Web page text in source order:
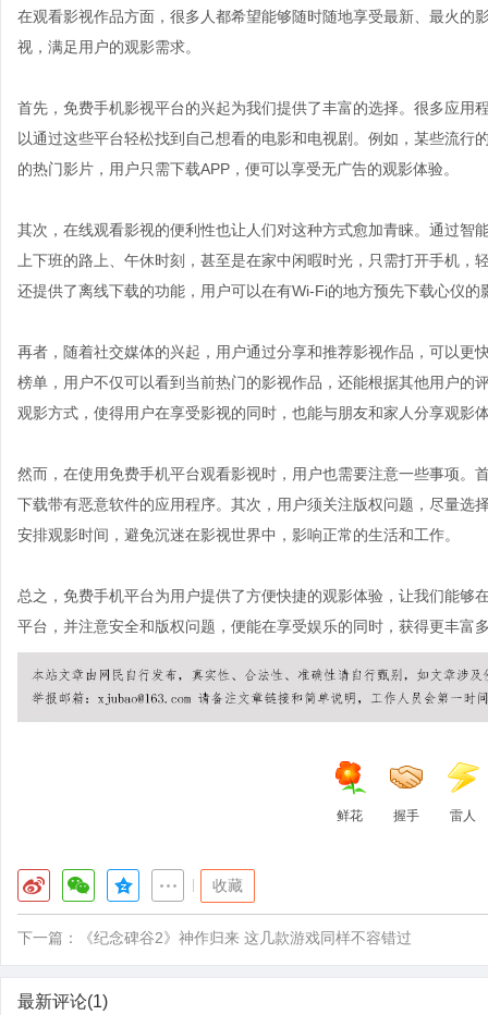
在观看影视作品方面，很多人都希望能够随时随地享受最新、最火的
视，满足用户的观影需求。
首先，免费手机影视平台的兴起为我们提供了丰富的选择。很多应用
以通过这些平台轻松找到自己想看的电影和电视剧。例如，某些流
的热门影片，用户只需下载APP，便可以享受无广告的观影体验。
其次，在线观看影视的便利性也让人们对这种方式愈加青睐。通过智
上下班的路上、午休时刻，甚至是在家中闲暇时光，只需打开手机
还提供了离线下载的功能，用户可以在有Wi-Fi的地方预先下载心仪
再者，随着社交媒体的兴起，用户通过分享和推荐影视作品，可以更
榜单，用户不仅可以看到当前热门的影视作品，还能根据其他用户的
观影方式，使得用户在享受影视的同时，也能与朋友和家人分享观影
然而，在使用免费手机平台观看影视时，用户也需要注意一些事项。
下载带有恶意软件的应用程序。其次，用户须关注版权问题，尽量选
安排观影时间，避免沉迷在影视世界中，影响正常的生活和工作。
总之，免费手机平台为用户提供了方便快捷的观影体验，让我们能
平台，并注意安全和版权问题，便能在享受娱乐的同时，获得更丰富
鲜花 握手 雷人
收藏
下一篇： 《纪念碑谷2》神作归来 这几款游戏同样不容错过
最新评论(1)